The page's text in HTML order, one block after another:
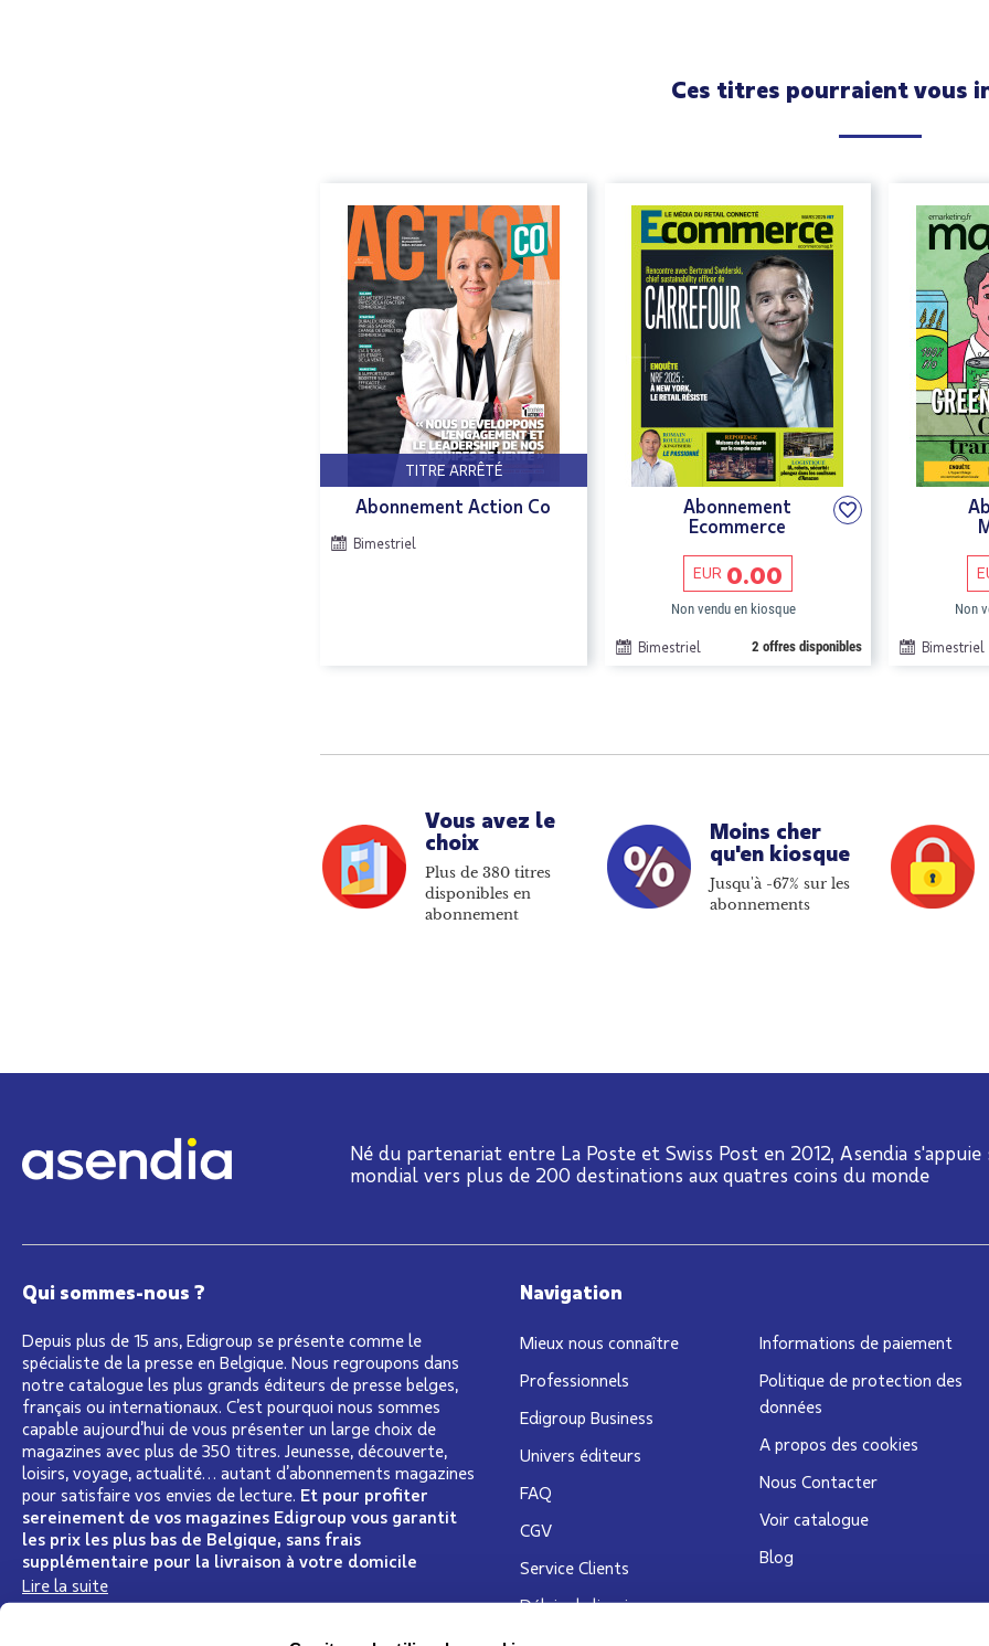
Ces titres pourraient vous
TITRE ARRÊTÉ
Abonnement Action Co
Bimestriel
Abonnement
Ecommerce
EUR 0.00
Non vendu en kiosque
Bimestriel 2 offres disponibles
Non
Bimestriel
Vous avez le
choix
Plus de 380 titres
disponibles en
abonnement
Moins cher
qu'en kiosque
Jusqu'à -67% sur les
abonnements
Né du partenariat entre La Poste et Swiss Post en 2012, Asendia s'appuie
mondial vers plus de 200 destinations aux quatres coins du monde
Qui sommes-nous ?
Depuis plus de 15 ans, Edigroup se présente comme le
spécialiste de la presse en Belgique. Nous regroupons dans
notre catalogue les plus grands éditeurs de presse belges,
français ou internationaux. C’est pourquoi nous sommes
capable aujourd’hui de vous présenter un large choix de
magazines avec plus de 350 titres. Jeunesse, découverte,
loisirs, voyage, actualité… autant d’abonnements magazines
pour satisfaire vos envies de lecture. Et pour profiter
sereinement de vos magazines Edigroup vous garantit
les prix les plus bas de Belgique, sans frais
supplémentaire pour la livraison à votre domicile
Lire la suite
Navigation
Mieux nous connaître
Professionnels
Edigroup Business
Univers éditeurs
FAQ
CGV
Service Clients
Délais de livraison
Informations de paiement
Politique de protection des
données
A propos des cookies
Nous Contacter
Voir catalogue
Blog